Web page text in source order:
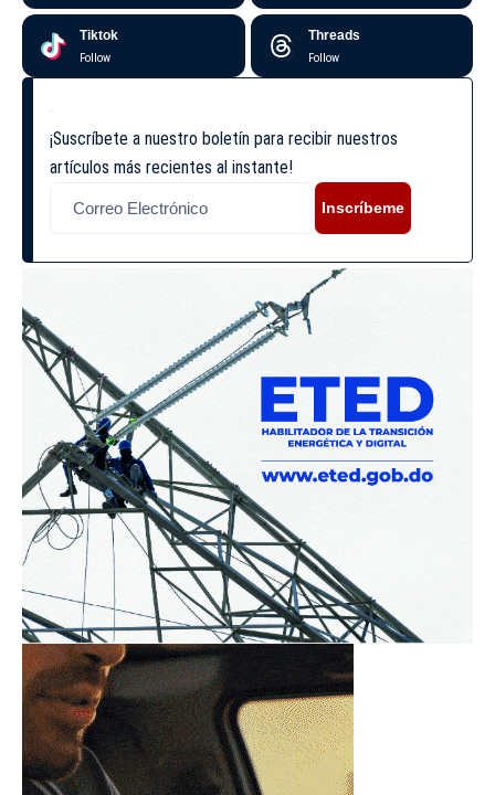
Tiktok
Follow
Threads
Follow
¡Suscríbete a nuestro boletín para recibir nuestros
artículos más recientes al instante!
Inscríbeme